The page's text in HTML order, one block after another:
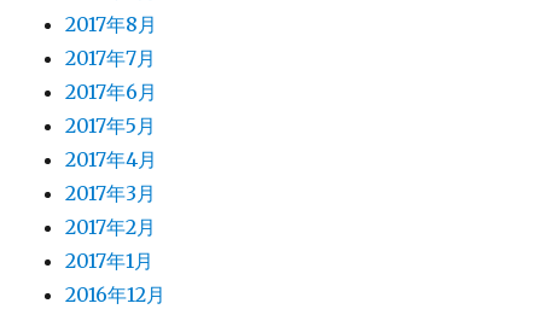
2017年8月
2017年7月
2017年6月
2017年5月
2017年4月
2017年3月
2017年2月
2017年1月
2016年12月